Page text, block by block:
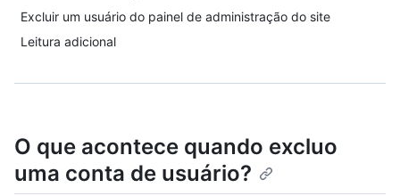
Excluir um usuário do painel de administração do site
Leitura adicional
O que acontece quando excluo
uma conta de usuário?